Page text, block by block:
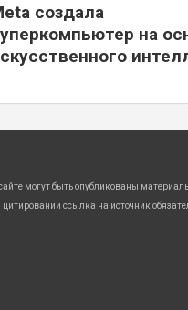
создала
на
могут быть опубликованы
цитировании ссылка на источник